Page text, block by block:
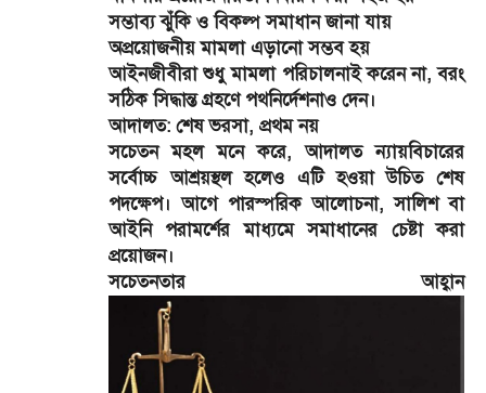
সম্ভাব্য ঝুঁকি ও বিকল্প সমাধান জানা যায়
অপ্রয়োজনীয় মামলা এড়ানো সম্ভব হয়
আইনজীবীরা শুধু মামলা পরিচালনাই করেন না, বরং
সঠিক সিদ্ধান্ত গ্রহণে পথনির্দেশনাও দেন।
আদালত: শেষ ভরসা, প্রথম নয়
সচেতন মহল মনে করে, আদালত ন্যায়বিচারের
সর্বোচ্চ আশ্রয়স্থল হলেও এটি হওয়া উচিত শেষ
পদক্ষেপ। আগে পারস্পরিক আলোচনা, সালিশ বা
আইনি পরামর্শের মাধ্যমে সমাধানের চেষ্টা করা
প্রয়োজন।
সচেতনতার আহ্বান